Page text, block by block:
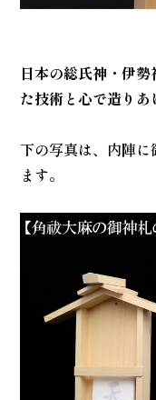
日本の総氏神・伊
た技術と心で造りあ
下の写真は、内陣
ます。